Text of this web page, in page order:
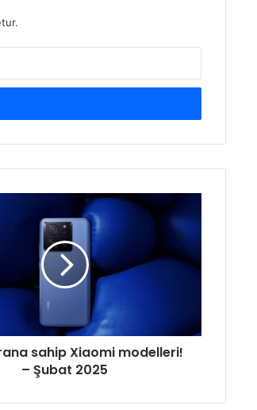
sahip Xiaomi modelleri!
– Şubat 2025